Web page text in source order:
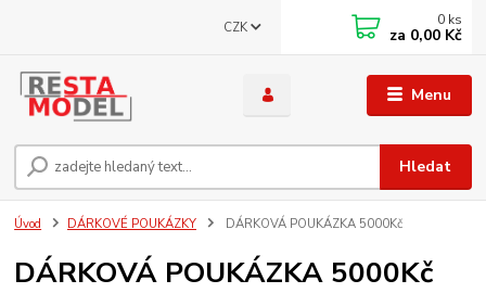
Menu
CZK
Hledat
0 ks
za 0,00 Kč
Úvod DÁRKOVÉ POUKÁZKY DÁRKOVÁ POUKÁZKA 5000Kč
DÁRKOVÁ POUKÁZKA 5000Kč